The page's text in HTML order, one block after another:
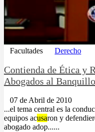
Facultades Derecho
Contienda de Ética y
Abogados al Banquillo
07 de Abril de 2010
...el tema central es la
equipos acusaron y
abogado adop......